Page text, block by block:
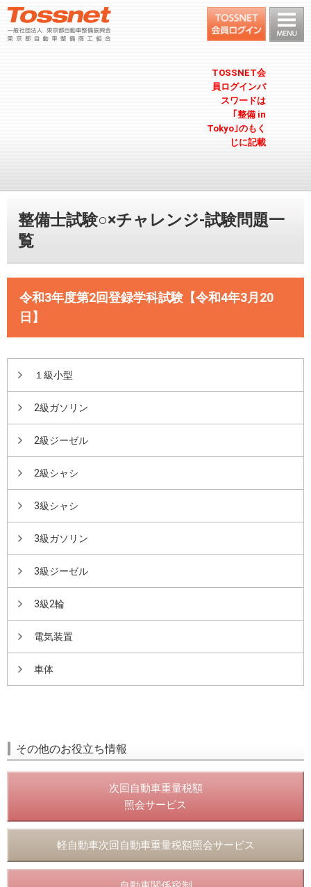
TOSSNET会
員ログインパ
スワードは
｢整備 in
Tokyo｣のもく
じに記載
整備士試験○×チャレンジ-試験問題一
覧
令和3年度第2回登録学科試験【令和4年3月20
日】
１級小型
2級ガソリン
2級ジーゼル
2級シャシ
3級シャシ
3級ガソリン
3級ジーゼル
3級2輪
電気装置
車体
その他のお役立ち情報
次回自動車重量税額
照会サービス
軽自動車次回自動車重量税額照会サービス